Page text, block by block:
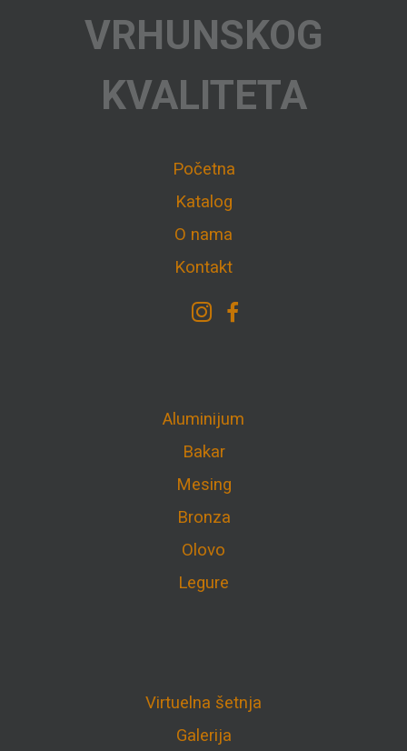
VRHUNSKOG
KVALITETA
Početna
Katalog
O nama
Kontakt
Aluminijum
Bakar
Mesing
Bronza
Olovo
Legure
Virtuelna šetnja
Galerija